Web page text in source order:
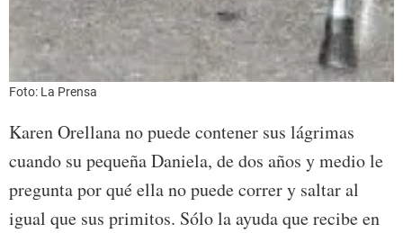
Foto: La Prensa
Karen Orellana no puede contener sus lágrimas
cuando su pequeña Daniela, de dos años y medio le
pregunta por qué ella no puede correr y saltar al
igual que sus primitos. Sólo la ayuda que recibe en